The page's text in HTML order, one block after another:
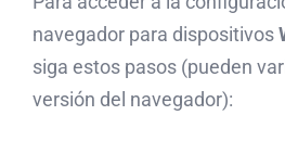
navegador para dispositivos
siga estos pasos (pueden
versión del navegador):